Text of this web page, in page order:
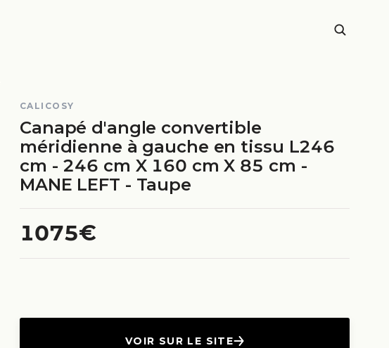
CALICOSY
Canapé d'angle convertible
méridienne à gauche en tissu L246
cm - 246 cm X 160 cm X 85 cm -
MANE LEFT - Taupe
1075€
VOIR SUR LE SITE